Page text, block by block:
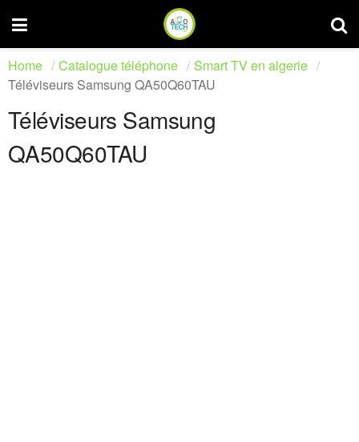
Home Catalogue téléphone
Smart TV en algerie
Téléviseurs Samsung QA50Q60TAU
Téléviseurs Samsung
QA50Q60TAU